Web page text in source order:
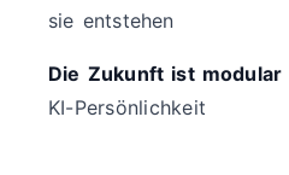
sie entstehen
Die Zukunft ist modular
KI-Persönlichkeit